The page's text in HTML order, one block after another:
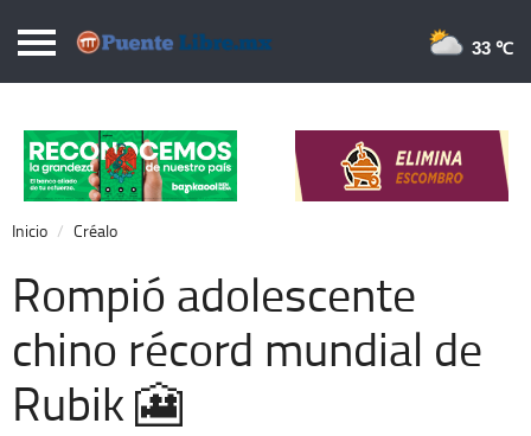
Puentelibre.mx
Local
Nacional
Opinión
Cronos
Economía
Espectáculos
33 ℃
Inicio Créalo
Rompió adolescente
chino récord mundial de
Rubik 🎦